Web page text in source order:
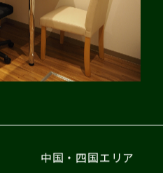
中国・四国エリア